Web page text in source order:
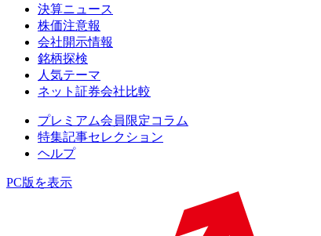
決算ニュース
株価注意報
会社開示情報
銘柄探検
人気テーマ
ネット証券会社比較
プレミアム会員限定コラム
特集記事セレクション
ヘルプ
PC版を表示